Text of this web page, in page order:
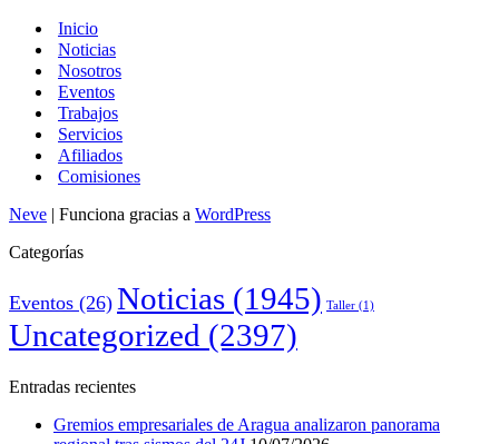
Inicio
Noticias
Nosotros
Eventos
Trabajos
Servicios
Afiliados
Comisiones
Neve | Funciona gracias a WordPress
Categorías
Eventos (26) Noticias (1945) Taller (1)
Uncategorized (2397)
Entradas recientes
Gremios empresariales de Aragua analizaron panorama